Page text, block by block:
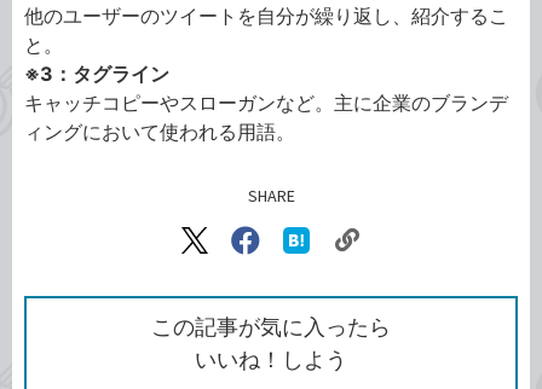
他のユーザーのツイートを自分が繰り返し、紹介するこ
と。
※3：タグライン
キャッチコピーやスローガンなど。主に企業のブランデ
ィングにおいて使われる用語。
SHARE
X（旧
で
シ
ェ
ア
Facebook
シ
ェ
ア
な
ブ
ッ
ク
ク
を
コ
この記事が気に入ったら
いいね！しよう